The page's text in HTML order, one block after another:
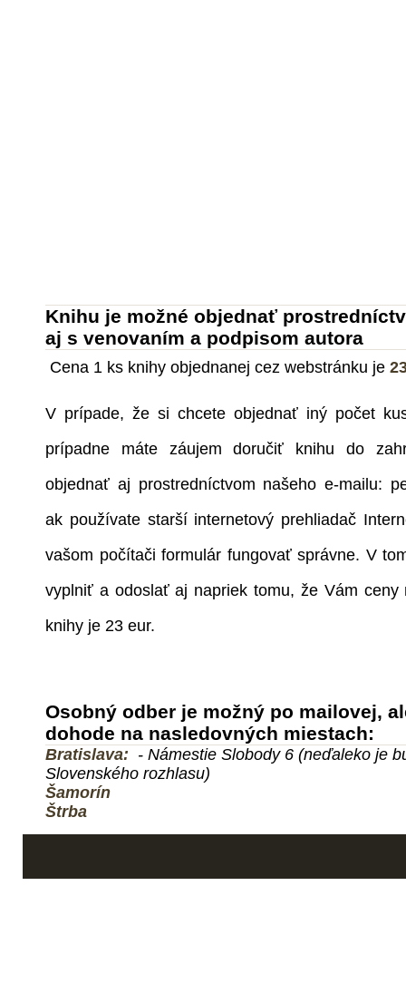
Knihu je možné objednať
aj s venovaním a podpisom autora
Cena 1 ks knihy objednanej cez webstránku je
V prípade, že si chcete objednať iný počet
prípadne máte záujem doručiť knihu do
objednať aj prostredníctvom našeho e-mailu:
ak používate starší internetový prehliadač
vašom počítači formulár fungovať správne. V
vyplniť a odoslať aj napriek tomu, že Vám ceny
knihy je 23 eur.
Osobný odber je možný po mailovej,
dohode na nasledovných miestach:
Bratislava: - Námestie Slobody 6 (neďaleko je
Slovenského rozhlasu)
Šamorín
Štrba